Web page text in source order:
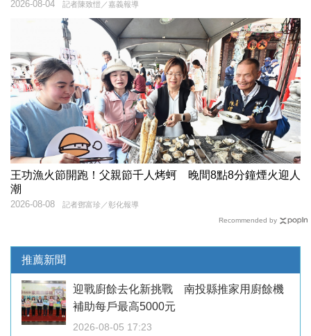
記者陳致愷／嘉義報導
2026-08-04
王功漁火節開跑！父親節千人烤蚵 晚間8點8分鐘煙火迎人
潮
記者鄧富珍／彰化報導
2026-08-08
Recommended by
推薦新聞
迎戰廚餘去化新挑戰 南投縣推家用廚餘機
補助每戶最高5000元
2026-08-05 17:23